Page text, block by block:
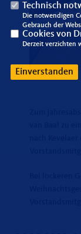
Technisch
Die notwendigen
Gebrauch der
Cookies von
Derzeit verzichten
Einverstanden